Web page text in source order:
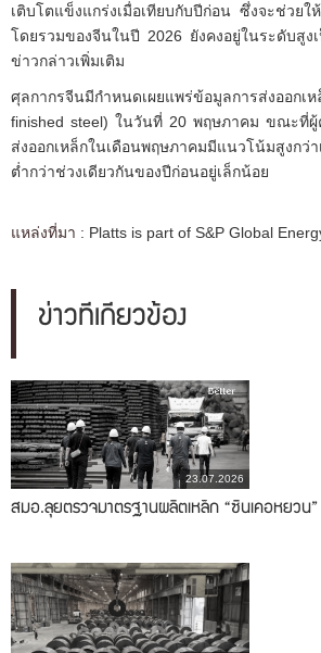
เติบโตแข็งแกร่งเมื่อเทียบกับปีก่อน ซึ่งจะช่วยใ
โดยรวมของจีนในปี 2026 ยังคงอยู่ในระดับสูง
ข่าวกล่าวเพิ่มเติม
ศุลกากรจีนมีกำหนดเผยแพร่ข้อมูลการส่งออกเ
finished steel) ในวันที่ 20 พฤษภาคม ขณะที่ผู้
ส่งออกเหล็กในเดือนพฤษภาคมมีแนวโน้มสูงกว่
ต่ำกว่าช่วงเดียวกันของปีก่อนอยู่เล็กน้อย
แหล่งที่มา : Platts is part of S&P Global
ข่าวที่เกี่ยวข้อง
23.07.2026
สมอ.ลุยตรวจมาตรฐานผลิตเหล็ก “ซินเคอหยวน